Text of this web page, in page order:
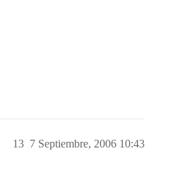
7 Septiembre, 2006 10:43
13